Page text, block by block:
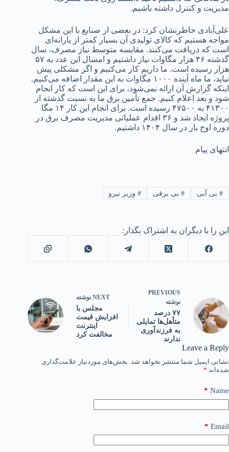
مدیریت و کنترل داشته باشیم.
علی‌آبادی خاطرنشان کرد: در بعضی از صنایع با این مشکل
مواجه هستیم که کالای تولیدی آن بسیار کمتر از یارانه‌ای
است که دریافت می‌کنند. مقایسه متوسط نیاز مصرف، سال
گذشته ۴۶ هزار مگاوات نیاز داشتیم و امسال این عدد به ۵۷
هزار رسیده است. ما داریم کار می‌کنیم و اگر مشکلی پیش
نیاید، ما ماه آینده ۱۰۰۰ مگاوات به این مقدار اضافه می‌کنیم.
اینکه گزارش آن ارائه نمی‌شود، برای این است که کار انجام
شود و بعد اعلام کنیم. جمع تأمین برق ما به نسبت گذشته از
۴۱۳۰۰ به ۴۷۵۰۰ رسیده است. برای انجام این کار ۱۴ مگا
پروژه ایجاد شد و ۳۶ اقدام عملیاتی مدیریت مصرف برق در
دوره اوج بار در سال ۱۴۰۴ داشتیم.
انتهای پیام
#بی آبی #بی برقی # وزیر نیرو
این را با دیگران به اشتراک بگذار:
PREVIOUS
نوشته
۷۷ درصد
متأهل‌ها تمایلی
به فرزندآوری
ندارند
NEXT نوشته
مجلس با
افزایش قیمت
اینترنت
مخالفت کرد
Leave a Reply
نشانی ایمیل شما منتشر نخواهد شد. بخش‌های موردنیاز علامت‌گذاری
شده‌اند *
Name
*
Email
*